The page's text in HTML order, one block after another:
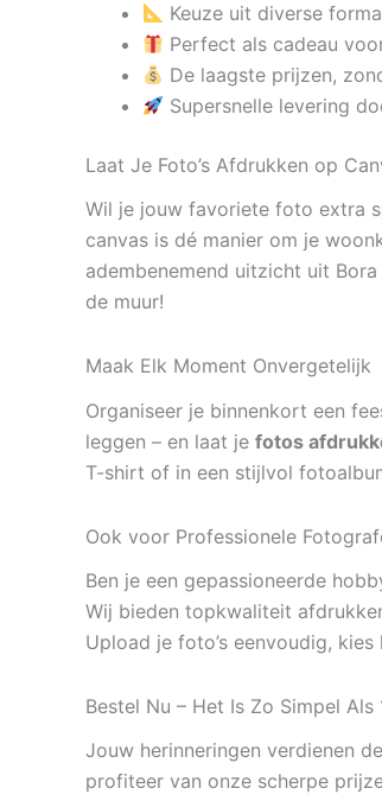
Keuze uit diverse
Perfect als cadeau
De laagste prijzen,
Supersnelle levering
Laat Je Foto’s Afdrukken op
Wil je jouw favoriete foto extra
canvas is dé manier om je
adembenemend uitzicht uit
de muur!
Maak Elk Moment Onvergetelijk
Organiseer je binnenkort een
leggen – en laat je fotos
T-shirt of in een stijlvol
Ook voor Professionele
Ben je een gepassioneerde
Wij bieden topkwaliteit
Upload je foto’s eenvoudig,
Bestel Nu – Het Is Zo Simpel Als
Jouw herinneringen verdienen
profiteer van onze scherpe